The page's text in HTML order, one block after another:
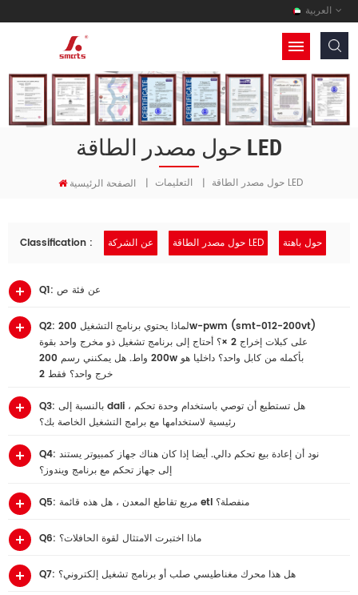
العربية
حول مصدر الطاقة LED
الصفحة الرئيسية | التعليمات | حول مصدر الطاقة LED
Classification : عن الشركة حول مصدر الطاقة LED حول باهتة
Q1: عن فئة ص
Q2: لماذا يحتوي برنامج التشغيل 200w-pwm (smt-012-200vt)
على كبلات إخراج 2 ×؟ أحتاج إلى برنامج تشغيل ذو مخرج واحد بقوة
200 واط. هل يمكنني رسم 200w بأكمله من كابل واحد؟ داخليا هو
خرج واحد؟ فقط 2
Q3: بالنسبة إلى dali ، هل تستطيع أن توصي باستخدام وحدة تحكم
رئيسية لاستخدامها مع برامج التشغيل الخاصة بك؟
Q4: نود أن إعادة بيع تحكم دالي. أيضا إذا كان هناك جهاز كمبيوتر يستند
إلى جهاز تحكم مع برنامج ويندوز؟
Q5: مربع تقاطع المعدن ، هل هذه قائمة etl منفصلة؟
Q6: ماذا اختبرت الامتثال لقوة الحافلات؟
Q7: هل هذا محرك مغناطيسي صلب أو برنامج تشغيل إلكتروني؟